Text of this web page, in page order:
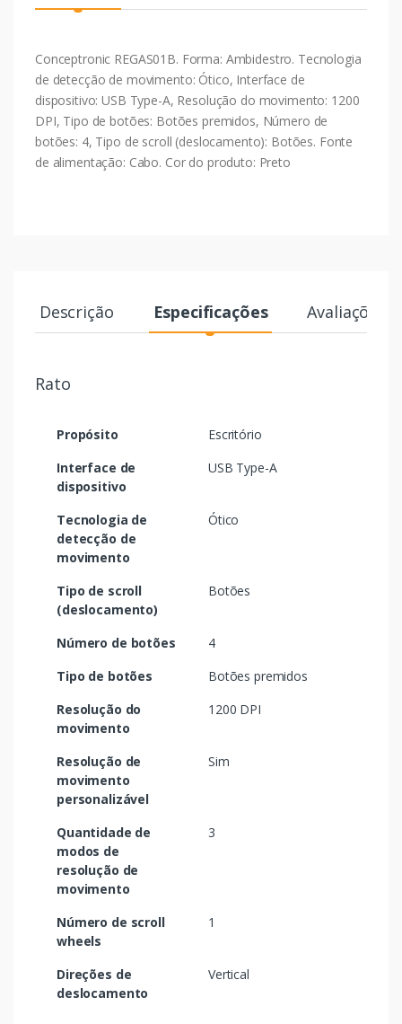
Conceptronic REGAS01B. Forma: Ambidestro. Tecnologia
de detecção de movimento: Ótico, Interface de
dispositivo: USB Type-A, Resolução do movimento: 1200
DPI, Tipo de botões: Botões premidos, Número de
botões: 4, Tipo de scroll (deslocamento): Botões. Fonte
de alimentação: Cabo. Cor do produto: Preto
Descrição Especificações Avaliações
Rato
Propósito
Escritório
Interface de
dispositivo
USB Type-A
Tecnologia de
detecção de
movimento
Ótico
Tipo de scroll
(deslocamento)
Botões
Número de botões
4
Tipo de botões
Botões premidos
Resolução do
movimento
1200 DPI
Resolução de
movimento
personalizável
Sim
Quantidade de
modos de
resolução de
movimento
3
Número de scroll
wheels
1
Direções de
deslocamento
Vertical